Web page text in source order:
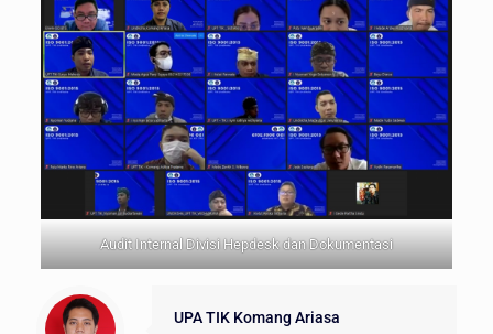
Audit Internal Divisi Hepdesk dan Dokumentasi
UPA TIK Komang Ariasa